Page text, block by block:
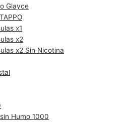
Glayce
x1
x2
x2 Sin Nicotina
Humo 1000